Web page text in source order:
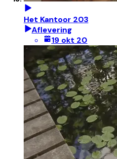
Het Kantoor 203
Aflevering
19 okt 20